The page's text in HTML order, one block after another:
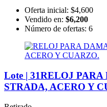
Oferta inicial: $4,600
Vendido en: $6,200
Número de ofertas: 6
Lote | 31RELOJ PARA
STRADA, ACERO Y